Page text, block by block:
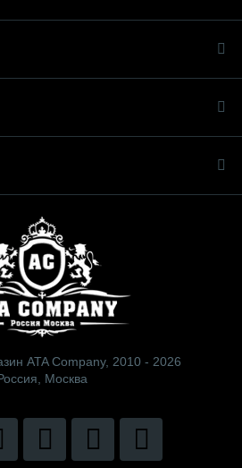
ATA Company, 2010 - 2026
Москва